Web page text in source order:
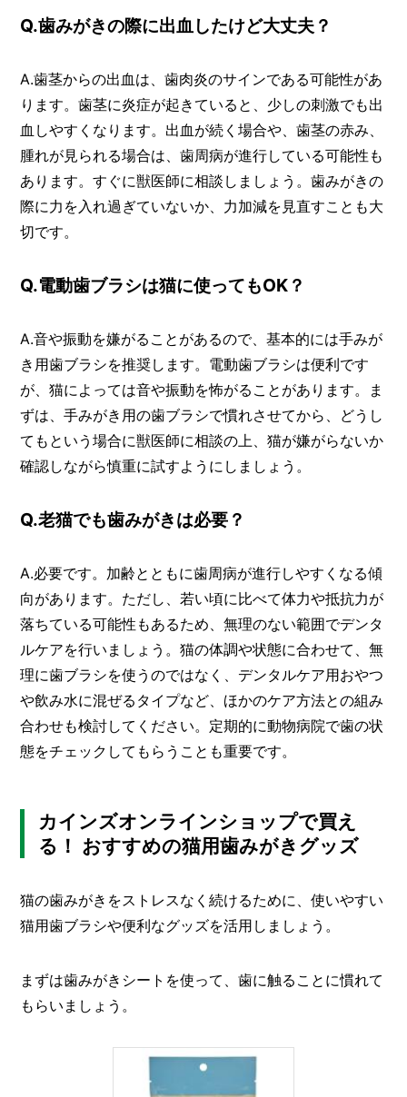
Q.歯みがきの際に出血したけど大丈夫？
A.歯茎からの出血は、歯肉炎のサインである可能性があ
ります。歯茎に炎症が起きていると、少しの刺激でも出
血しやすくなります。出血が続く場合や、歯茎の赤み、
腫れが見られる場合は、歯周病が進行している可能性も
あります。すぐに獣医師に相談しましょう。歯みがきの
際に力を入れ過ぎていないか、力加減を見直すことも大
切です。
Q.電動歯ブラシは猫に使ってもOK？
A.音や振動を嫌がることがあるので、基本的には手みが
き用歯ブラシを推奨します。電動歯ブラシは便利です
が、猫によっては音や振動を怖がることがあります。ま
ずは、手みがき用の歯ブラシで慣れさせてから、どうし
てもという場合に獣医師に相談の上、猫が嫌がらないか
確認しながら慎重に試すようにしましょう。
Q.老猫でも歯みがきは必要？
A.必要です。加齢とともに歯周病が進行しやすくなる傾
向があります。ただし、若い頃に比べて体力や抵抗力が
落ちている可能性もあるため、無理のない範囲でデンタ
ルケアを行いましょう。猫の体調や状態に合わせて、無
理に歯ブラシを使うのではなく、デンタルケア用おやつ
や飲み水に混ぜるタイプなど、ほかのケア方法との組み
合わせも検討してください。定期的に動物病院で歯の状
態をチェックしてもらうことも重要です。
カインズオンラインショップで買え
る！ おすすめの猫用歯みがきグッズ
猫の歯みがきをストレスなく続けるために、使いやすい
猫用歯ブラシや便利なグッズを活用しましょう。
まずは歯みがきシートを使って、歯に触ることに慣れて
もらいましょう。